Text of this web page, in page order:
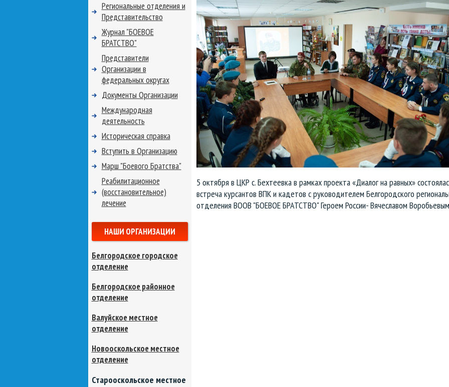
5 октября в ЦКР с. Бехтеевка в рамках проекта «Диалог на равных»
встреча курсантов ВПК и кадетов с руководителем Белгородского
отделения ВООВ "БОЕВОЕ БРАТСТВО" Героем России- Вячеславом
Региональные отделения и
Представительство
Журнал "БОЕВОЕ
БРАТСТВО"
Представители
Организации в
федеральных округах
Документы Организации
Международная
деятельность
Историческая справка
Вступить в Организацию
Марш "Боевого Братства"
Реабилитационное
(восстановительное)
лечение
НАШИ ОРГАНИЗАЦИИ
Белгородское городское
отделение
Белгородское районное
отделение
Валуйское местное
отделение
Новооскольское местное
отделение
Старооскольское местное